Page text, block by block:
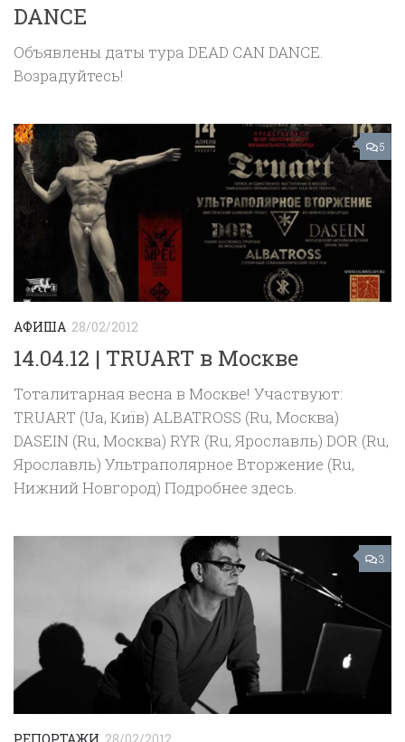
DANCE
Объявлены даты тура DEAD CAN DANCE.
Возрадуйтесь!
5
АФИША 28/02/2012
14.04.12 | TRUART в Москве
Тоталитарная весна в Москве! Участвуют:
TRUART (Ua, Київ) ALBATROSS (Ru, Москва)
DASEIN (Ru, Москва) RYR (Ru, Ярославль) DOR (Ru,
Ярославль) Ультраполярное Вторжение (Ru,
Нижний Новгород) Подробнее здесь.
3